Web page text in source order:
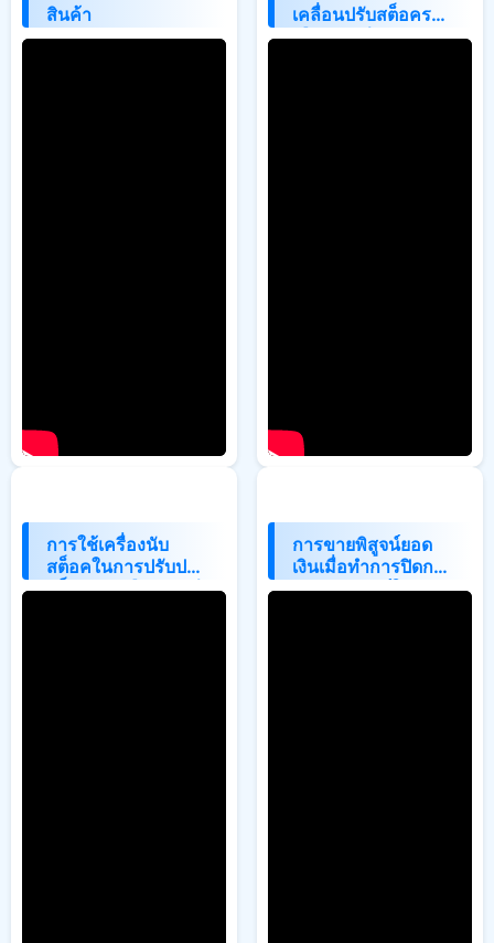
สินค้า
เคลื่อนปรับสต็อคราย
เดือนรายปี
การใช้เครื่องนับ
สต็อคในการปรับปรุง
สต็อครายเดือนรายปี
การขายพิสูจน์ยอด
เงินเมื่อทำการปิดกะ
การขายพิมพ์ใบสรุป